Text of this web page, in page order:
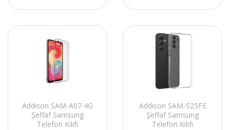
Addison SAM-A07 4G
Şeffaf Samsung
Telefon Kılıfı
Addison SAM-S25FE
Şeffaf Samsung
Telefon Kılıfı